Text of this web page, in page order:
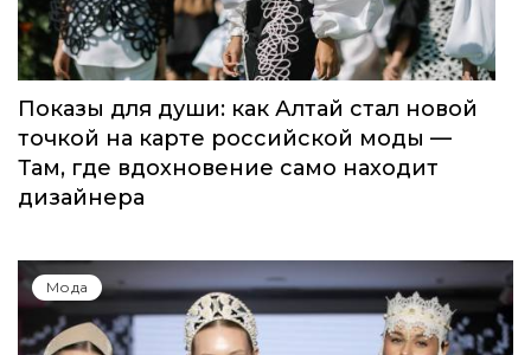
Показы для души: как Алтай стал новой
точкой на карте российской моды —
Там, где вдохновение само находит
дизайнера
Мода